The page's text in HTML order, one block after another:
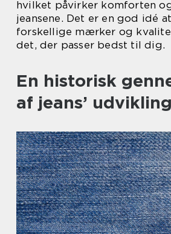
hvilket påvirker komforten
jeansene. Det er en god idé
forskellige mærker og
det, der passer bedst til dig.
En historisk
af jeans’ udvikling